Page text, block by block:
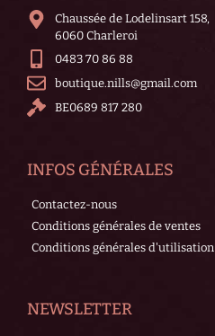
Chaussée de Lodelinsart 158,
6060 Charleroi
0483 70 86 88
boutique.nills@gmail.com
BE0689 817 280
INFOS GÉNÉRALES
Contactez-nous
Conditions générales de ventes
Conditions générales d'utilisation
NEWSLETTER